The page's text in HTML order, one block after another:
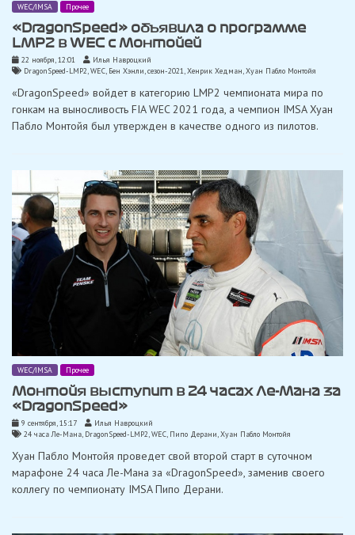
WEC/IMSA Прочее
«DragonSpeed» объявила о программе
LMP2 в WEC с Монтойей
22 ноября, 12:01
Илья Навроцкий
DragonSpeed-LMP2,WEC, Бен Хэнли,сезон-2021,Хенрик Хедман,Хуан Пабло Монтойя
«DragonSpeed» войдет в категорию LMP2 чемпионата мира по
гонкам на выносливость FIA WEC 2021 года, а чемпион IMSA Хуан
Пабло Монтойя был утвержден в качестве одного из пилотов.
WEC/IMSA Прочее
Монтойя выступит в 24 часах Ле-Мана за
«DragonSpeed»
9 сентября, 15:17
Илья Навроцкий
24 часа Ле-Мана, DragonSpeed-LMP2,WEC, Пипо Дерани,Хуан Пабло Монтойя
Хуан Пабло Монтойя проведет свой второй старт в суточном
марафоне 24 часа Ле-Мана за «DragonSpeed», заменив своего
коллегу по чемпионату IMSA Пипо Дерани.